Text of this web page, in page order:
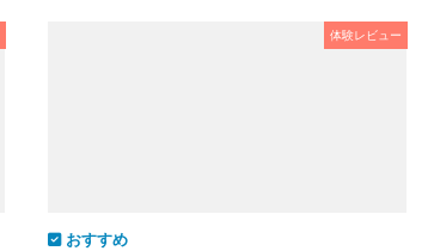
体験レビュー
おすすめ